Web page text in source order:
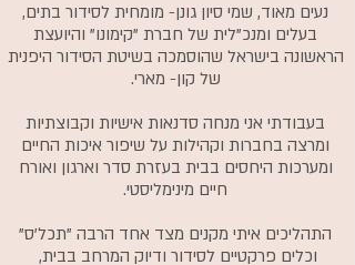
נעים מאוד, שמי סיון גונן- מומחית לסידור בתים,
בעלים ומנכ"לית של חברת "קימונו" והיועצת
הראשונה בישראל שהוסמכה בשיטת הסידור היפנית
של קון- מארי.
בעבודתי אני מנחה סדנאות אישיות וקבוצתיות
ומרצה בחברות וקהילות על שיפור איכות החיים
ומערכות היחסים בבית בעזרת סדר וארגון ואורח
חיים מינימליסטי.
התהליכים איתי מקנים מצד אחד הרבה "תכל'ס"
וכלים פרקטיים לסידור ודיוק המרחב בבית,